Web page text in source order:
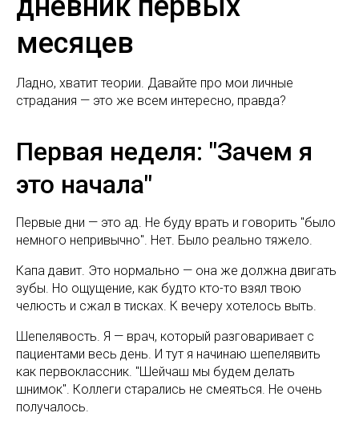
месяцев
Ладно, хватит теории. Давайте про мои личные
страдания — это же всем интересно, правда?
Первая неделя: "Зачем я
это начала"
Первые дни — это ад. Не буду врать и говорить "было
немного непривычно". Нет. Было реально тяжело.
Капа давит. Это нормально — она же должна двигать
зубы. Но ощущение, как будто кто-то взял твою
челюсть и сжал в тисках. К вечеру хотелось выть.
Шепелявость. Я — врач, который разговаривает с
пациентами весь день. И тут я начинаю шепелявить
как первоклассник. "Шейчаш мы будем делать
шнимок". Коллеги старались не смеяться. Не очень
получалось.